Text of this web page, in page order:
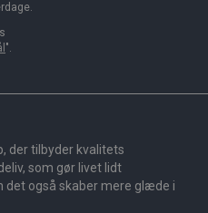
".
der tilbyder kvalitets
som gør livet lidt
det også skaber mere glæde i